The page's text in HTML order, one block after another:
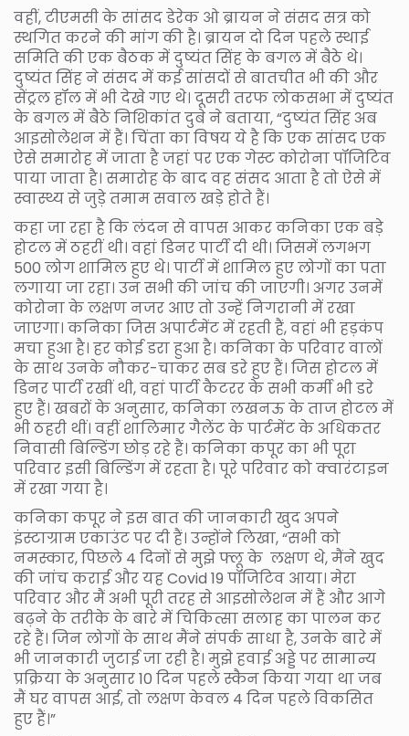
वहीं, टीएमसी के सांसद डेरेक ओ ब्रायन ने संसद सत्र को
स्थगित करने की मांग की है। ब्रायन दो दिन पहले स्थाई
समिति की एक बैठक में दुष्यंत सिंह के बगल में बैठे थे।
दुष्यंत सिंह ने संसद में कई सांसदों से बातचीत भी की और
सेंट्रल हॉल में भी देखे गए थे। दूसरी तरफ लोकसभा में दुष्यंत
के बगल में बैठे निशिकांत दुबे ने बताया, “दुष्यंत सिंह अब
आइसोलेशन में हैं। चिंता का विषय ये है कि एक सांसद एक
ऐसे समारोह में जाता है जहां पर एक गेस्ट कोरोना पॉजिटिव
पाया जाता है। समारोह के बाद वह संसद आता है तो ऐसे में
स्वास्थ्य से जुड़े तमाम सवाल खड़े होते हैं।
कहा जा रहा है कि लंदन से वापस आकर कनिका एक बड़े
होटल में ठहरीं थी। वहां डिनर पार्टी दी थी। जिसमें लगभग
500 लोग शामिल हुए थे। पार्टी में शामिल हुए लोगों का पता
लगाया जा रहा। उन सभी की जांच की जाएगी। अगर उनमें
कोरोना के लक्षण नजर आए तो उन्हें निगरानी में रखा
जाएगा। कनिका जिस अपार्टमेंट में रहती हैं, वहां भी हड़कंप
मचा हुआ है। हर कोई डरा हुआ है। कनिका के परिवार वालों
के साथ उनके नौकर-चाकर सब डरे हुए हैं। जिस होटल में
डिनर पार्टी रखीं थी, वहां पार्टी कैटरर के सभी कर्मी भी डरे
हुए हैं। खबरों के अनुसार, कनिका लखनऊ के ताज होटल में
भी ठहरी थीं। वहीं शालिमार गैलेंट के पार्टमेंट के अधिकतर
निवासी बिल्डिंग छोड़ रहे हैं। कनिका कपूर का भी पूरा
परिवार इसी बिल्डिंग में रहता है। पूरे परिवार को क्वारंटाइन
में रखा गया है।
कनिका कपूर ने इस बात की जानकारी खुद अपने
इंस्टाग्राम एकाउंट पर दी हैं। उन्होंने लिखा, “सभी को
नमस्कार, पिछले 4 दिनों से मुझे फ्लू के लक्षण थे, मैंने खुद
की जांच कराई और यह Covid 19 पॉजिटिव आया। मेरा
परिवार और मैं अभी पूरी तरह से आइसोलेशन में हैं और आगे
बढ़ने के तरीके के बारे में चिकित्सा सलाह का पालन कर
रहे हैं। जिन लोगों के साथ मैंने संपर्क साधा है, उनके बारे में
भी जानकारी जुटाई जा रही है। मुझे हवाई अड्डे पर सामान्य
प्रक्रिया के अनुसार 10 दिन पहले स्कैन किया गया था जब
मैं घर वापस आई, तो लक्षण केवल 4 दिन पहले विकसित
हुए हैं।”